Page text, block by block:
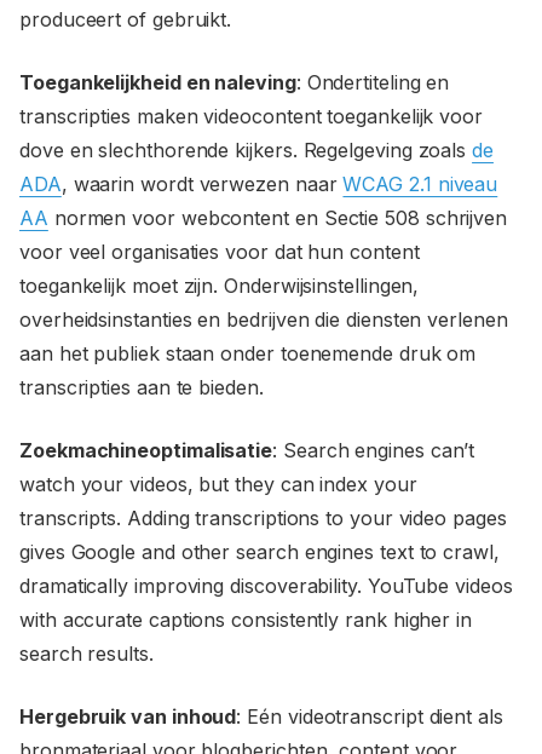
produceert of gebruikt.
Toegankelijkheid en naleving: Ondertiteling en
transcripties maken videocontent toegankelijk voor
dove en slechthorende kijkers. Regelgeving zoalsde
ADA, waarin wordt verwezen naarWCAG 2.1 niveau
AA normen voor webcontent en Sectie 508 schrijven
voor veel organisaties voor dat hun content
toegankelijk moet zijn. Onderwijsinstellingen,
overheidsinstanties en bedrijven die diensten verlenen
aan het publiek staan onder toenemende druk om
transcripties aan te bieden.
Zoekmachineoptimalisatie: Search engines can’t
watch your videos, but they can index your
transcripts. Adding transcriptions to your video pages
gives Google and other search engines text to crawl,
dramatically improving discoverability. YouTube videos
with accurate captions consistently rank higher in
search results.
Hergebruik van inhoud: Eén videotranscript dient als